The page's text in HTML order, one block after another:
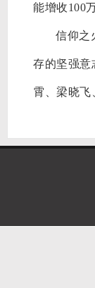
能增收100
信仰之
存的坚强意
霄、梁晓飞